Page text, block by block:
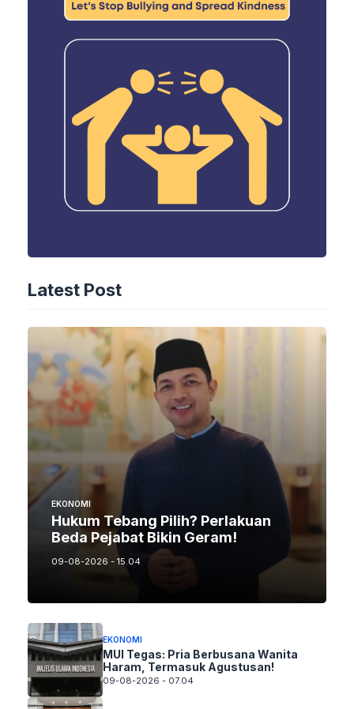
Latest Post
EKONOMI
Hukum Tebang Pilih? Perlakuan
Beda Pejabat Bikin Geram!
09-08-2026 - 15.04
EKONOMI
MUI Tegas: Pria Berbusana Wanita
Haram, Termasuk Agustusan!
09-08-2026 - 07.04